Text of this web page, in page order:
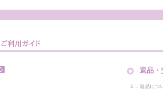
返品・
１．返品につ